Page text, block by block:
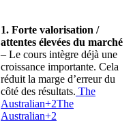
1. Forte valorisation /
attentes élevées du marché
– Le cours intègre déjà une
croissance importante. Cela
réduit la marge d’erreur du
côté des résultats. The
Australian+2The
Australian+2